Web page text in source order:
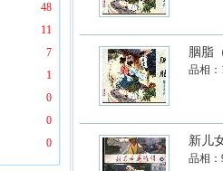
48
11
7
1
0
0
0
胭脂
品相：
新儿
品相：